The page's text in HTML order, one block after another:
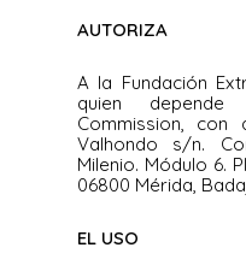
AUTORIZA
A la Fundación
quien depende
Commission, con
Valhondo s/n.
Milenio. Módulo 6.
06800 Mérida,
EL USO